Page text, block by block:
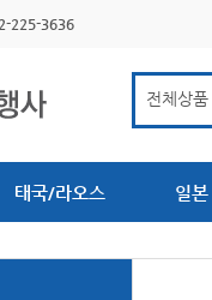
225-3636
태국/라오스 일본